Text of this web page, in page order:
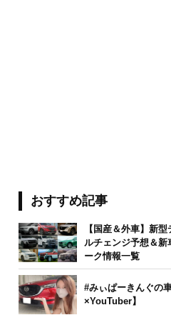
おすすめ記事
【国産＆外車】新
ルチェンジ予想＆新
ーク情報一覧
#みぃぱーきんぐの
×YouTuber】